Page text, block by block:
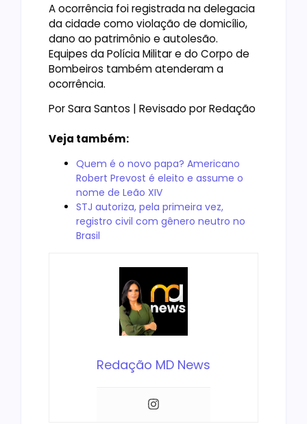
A ocorrência foi registrada na delegacia
da cidade como violação de domicílio,
dano ao patrimônio e autolesão.
Equipes da Polícia Militar e do Corpo de
Bombeiros também atenderam a
ocorrência.
Por Sara Santos | Revisado por Redação
Veja também:
Quem é o novo papa? Americano
Robert Prevost é eleito e assume o
nome de Leão XIV
STJ autoriza, pela primeira vez,
registro civil com gênero neutro no
Brasil
Redação MD News